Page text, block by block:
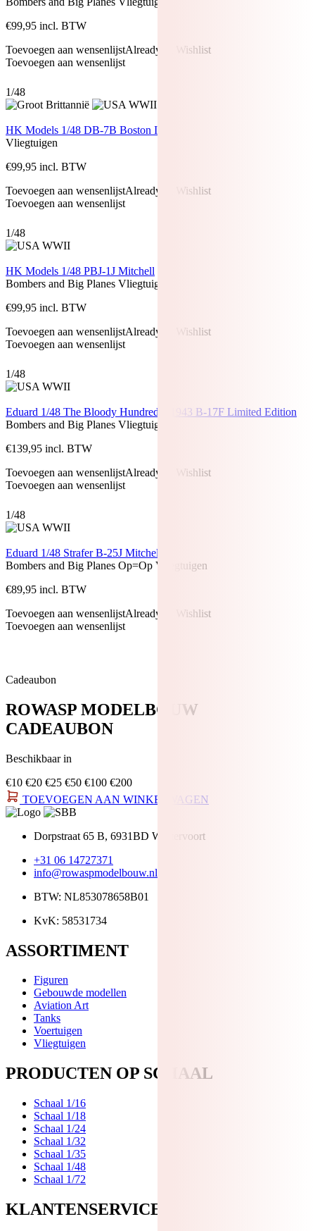
€99,95 incl. BTW
Toevoegen aan wensenlijstAlready In Wishlist
Toevoegen aan wensenlijst
1/48
HK Models 1/48 DB-7B Boston III
Vliegtuigen
€99,95 incl. BTW
Toevoegen aan wensenlijstAlready In Wishlist
Toevoegen aan wensenlijst
1/48
HK Models 1/48 PBJ-1J Mitchell
Bombers and Big Planes Vliegtuigen
€99,95 incl. BTW
Toevoegen aan wensenlijstAlready In Wishlist
Toevoegen aan wensenlijst
1/48
Eduard 1/48 The Bloody Hundredth 1943 B-17F Limited Edition
Bombers and Big Planes Vliegtuigen
€139,95 incl. BTW
Toevoegen aan wensenlijstAlready In Wishlist
Toevoegen aan wensenlijst
1/48
Eduard 1/48 Strafer B-25J Mitchell
Bombers and Big Planes Op=Op Vliegtuigen
€89,95 incl. BTW
Toevoegen aan wensenlijstAlready In Wishlist
Toevoegen aan wensenlijst
Cadeaubon
ROWASP MODELBOUW
CADEAUBON
Beschikbaar in
€10 €20 €25 €50 €100 €200
TOEVOEGEN AAN WINKELWAGEN
Dorpstraat 65 B, 6931BD Westervoort
+31 06 14727371
info@rowaspmodelbouw.nl
BTW: NL853078658B01
KvK: 58531734
ASSORTIMENT
Figuren
Gebouwde modellen
Aviation Art
Tanks
Voertuigen
Vliegtuigen
PRODUCTEN OP SCHAAL
Schaal 1/16
Schaal 1/18
Schaal 1/24
Schaal 1/32
Schaal 1/35
Schaal 1/48
Schaal 1/72
KLANTENSERVICE